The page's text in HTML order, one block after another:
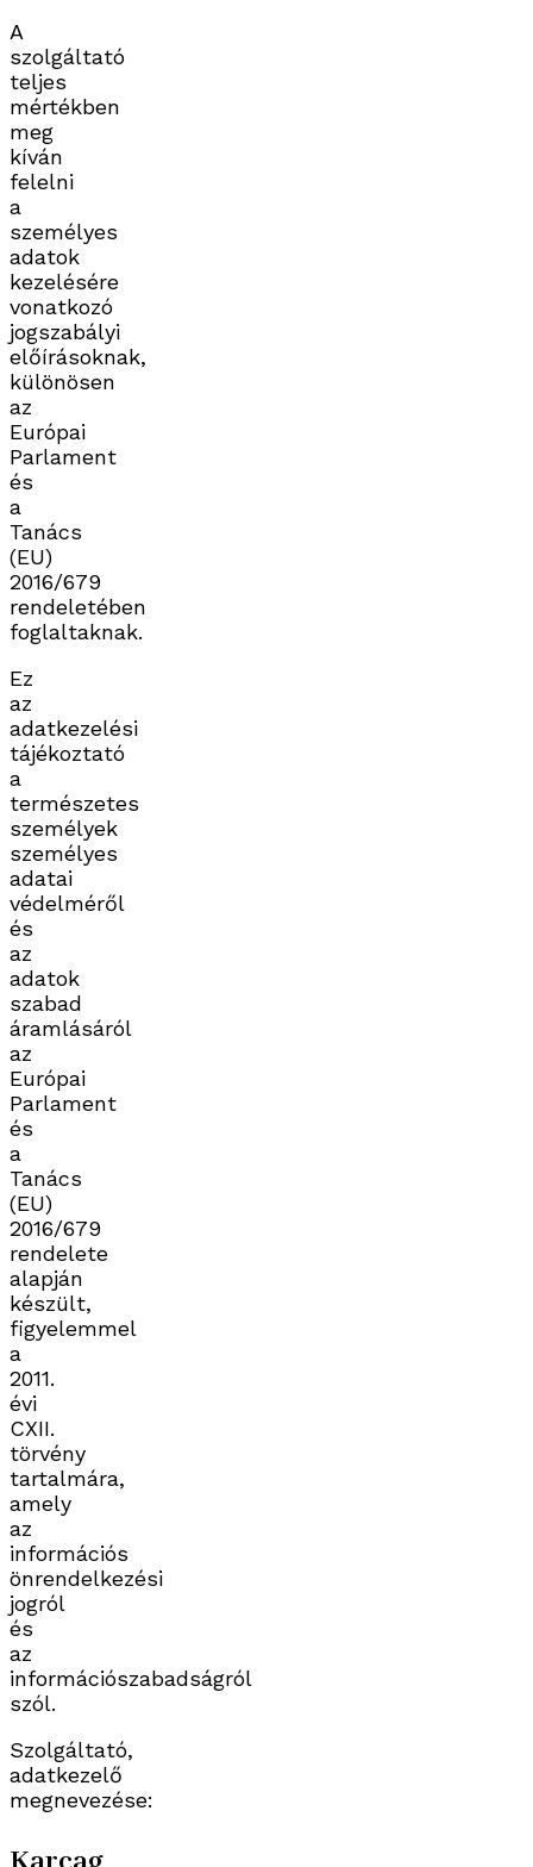
A
szolgáltató
teljes
mértékben
meg
kíván
felelni
a
személyes
adatok
kezelésére
vonatkozó
jogszabályi
előírásoknak,
különösen
az
Európai
Parlament
és
a
Tanács
(EU)
2016/679
rendeletében
foglaltaknak.
Ez
az
adatkezelési
tájékoztató
a
természetes
személyek
személyes
adatai
védelméről
és
az
adatok
szabad
áramlásáról
az
Európai
Parlament
és
a
Tanács
(EU)
2016/679
rendelete
alapján
készült,
figyelemmel
a
2011.
évi
CXII.
törvény
tartalmára,
amely
az
információs
önrendelkezési
jogról
és
az
információszabadságról
szól.
Szolgáltató,
adatkezelő
megnevezése: